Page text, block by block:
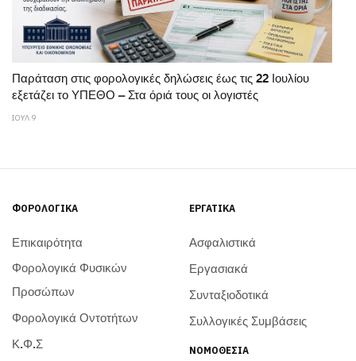
Παράταση στις φορολογικές δηλώσεις έως τις 22 Ιουλίου
εξετάζει το ΥΠΕΘΟ – Στα όριά τους οι λογιστές
ΙΟΥΛ 9
ΦΟΡΟΛΟΓΙΚΆ
Επικαιρότητα
Φορολογικά Φυσικών
Προσώπων
Φορολογικά Οντοτήτων
Κ.Φ.Σ
ΕΡΓΑΤΙΚΆ
Ασφαλιστικά
Εργασιακά
Συνταξιοδοτικά
Συλλογικές Συμβάσεις
ΝΟΜΟΘΕΣΊΑ